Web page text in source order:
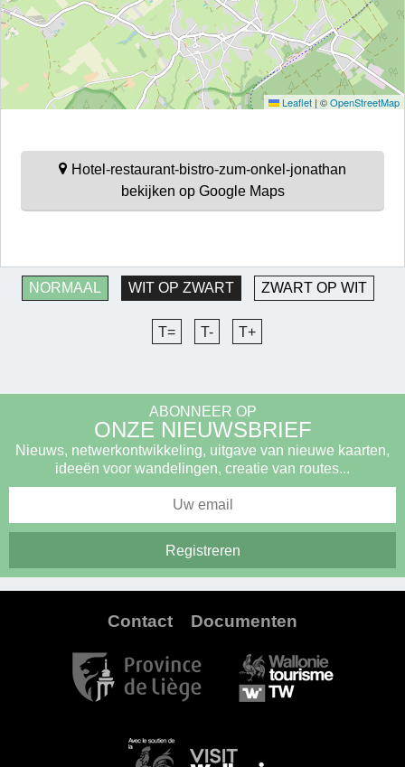
Leaflet |©OpenStreetMap
Hotel-restaurant-bistro-zum-onkel-jonathan
bekijken op Google Maps
NORMAAL WIT OP ZWART ZWART OP WIT
T= T- T+
ABONNEER OP
ONZE NIEUWSBRIEF
Nieuws, netwerkontwikkeling, uitgave van nieuwe kaarten,
ideeën voor wandelingen, creatie van routes...
Contact Documenten